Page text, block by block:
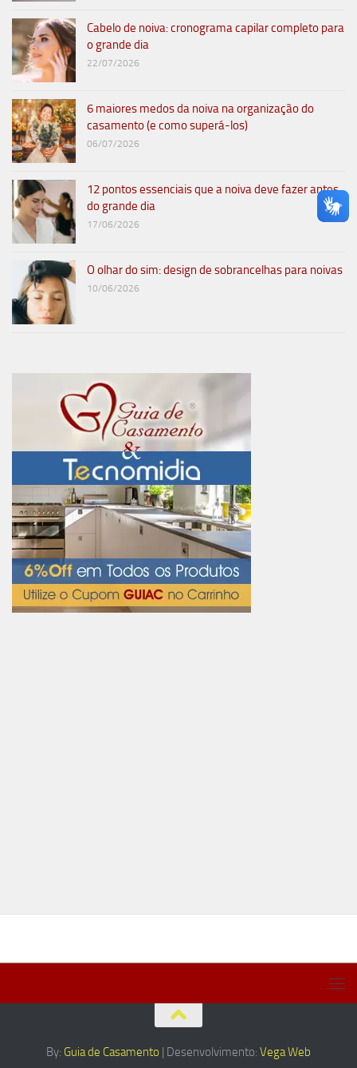
Cabelo de noiva: cronograma capilar completo para
o grande dia
22/07/2026
6 maiores medos da noiva na organização do
casamento (e como superá-los)
06/07/2026
12 pontos essenciais que a noiva deve fazer antes
do grande dia
17/06/2026
O olhar do sim: design de sobrancelhas para noivas
10/06/2026
By: Guia de Casamento | Desenvolvimento: Vega Web